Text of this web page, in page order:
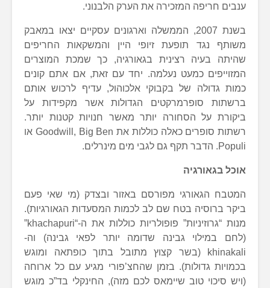
ענבים חריפה המזכירה את הערק הלבנוני.
בשנת 2007, הממשלה וארגונים עסקיים יצאו במאבק
משותף נגד תופעת זיופי היין והמשקאות החריפים
שהיתה בעיה רצינית בגאורגיה, כך שמכת המוצרים
המזוייפים כמעט נעלמה. יחד עם זאת, אם אתם קונים
כמות גדולה של בקבוקי אלכוהול, עדיף לרכוש אותם
ברשתות סופרמרקטים הגדולות אשר מקפידות על
ביקורת על הסחורה יותר מאשר חנויות קטנות יותר.
רשתות סופרים כאלה כוללות את Goodwill, Big Ben או
Populi. הדבר תקף גם לגבי מים מינרלים.
אוכל בגאורגיה
המטבח הגאורגי מפורסם באזור ובצדק (מי שאי פעם
ביקר ברוסיה בטח שם לב לכמות המסעדות הגאורגיות).
מנות “גרוזיניות” פופולריות כוללות את ה-“khachapuri”
(לחם במילוי גבינה שדומה יותר לפאי גבינה) וה-
khinakali (בשר קצוץ מתובל בתוך כופתאה ומוגש
בכמויות גדולות). בזמן שהחצ’פורי מגיע עם כל ארוחה
(ויש סיכוי טוב שיימאס לכם מזה), החינקלי בד”כ מוגש